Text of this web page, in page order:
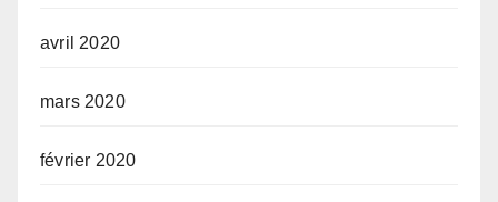
avril 2020
mars 2020
février 2020